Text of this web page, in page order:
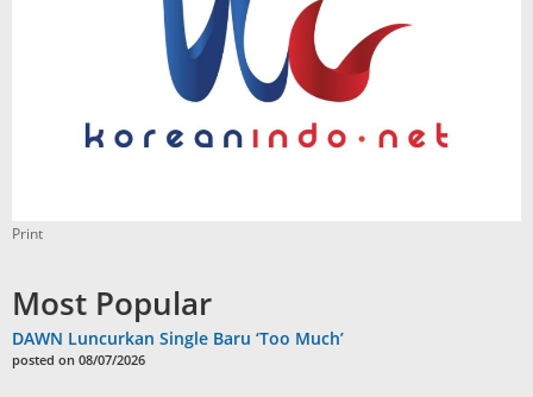
Print
Most Popular
DAWN Luncurkan Single Baru ‘Too Much’
posted on 08/07/2026